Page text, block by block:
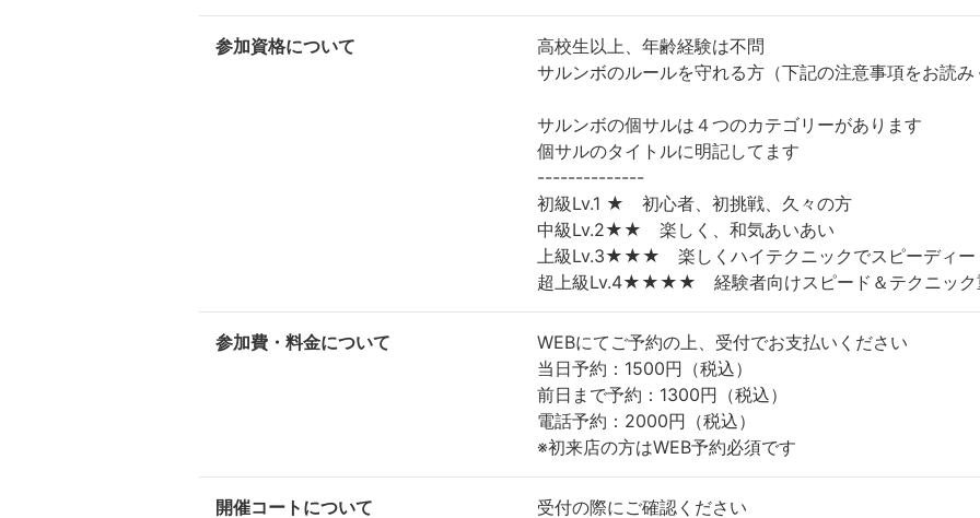
参加資格について
高校生以上、年齢経験は不問
サルンボのルールを守れる方（下記の注意事項をお読み
サルンボの個サルは４つのカテゴリーがあります
個サルのタイトルに明記してます
--------------
初級Lv.1 ★ 初心者、初挑戦、久々の方
中級Lv.2★★ 楽しく、和気あいあい
上級Lv.3★★★ 楽しくハイテクニックでスピーディー
超上級Lv.4★★★★ 経験者向けスピード＆テクニック
参加費・料金について
WEBにてご予約の上、受付でお支払いください
当日予約：1500円（税込）
前日まで予約：1300円（税込）
電話予約：2000円（税込）
※初来店の方はWEB予約必須です
開催コートについて 受付の際にご確認ください